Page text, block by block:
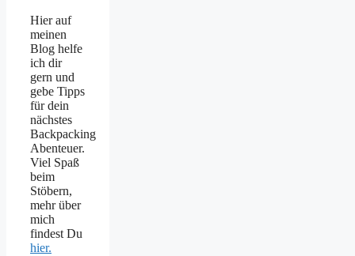
Hier auf
meinen
Blog helfe
ich dir
gern und
gebe Tipps
für dein
nächstes
Backpacking
Abenteuer.
Viel Spaß
beim
Stöbern,
mehr über
mich
findest Du
hier.